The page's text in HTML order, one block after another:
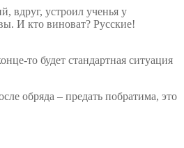
вдруг, устроил ученья у
И кто виноват? Русские!
то будет стандартная ситуация
обряда – предать побратима, это